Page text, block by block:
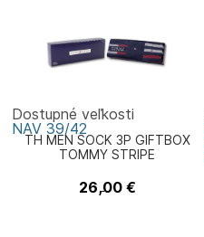
TH MEN SOCK 3P GIFTBOX
TOMMY STRIPE
Tommy Hilfiger
26,00 €
Dostupné veľkosti
NAV 39/42